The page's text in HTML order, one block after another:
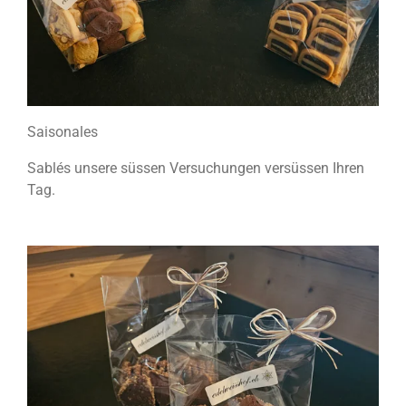
Saisonales
Sablés unsere süssen Versuchungen versüssen Ihren
Tag.